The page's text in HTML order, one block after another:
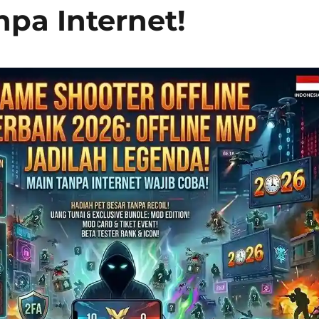
Internet!